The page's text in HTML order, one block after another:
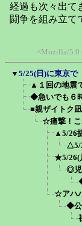
経過も次々出て
闘争を組み立
<Mozilla/5.0
▼ 5/25(日)に東京で
▲１回の地震
◆急いでも６
■親ザイトク
☆痛撃！こ
▲5/26
△5/
★5/26(
◎児
☆アハ
◆公